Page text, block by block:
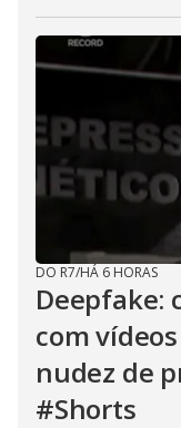
DO R7/HÁ 6 HORAS
Deepfake:
com
nudez de
#Shorts